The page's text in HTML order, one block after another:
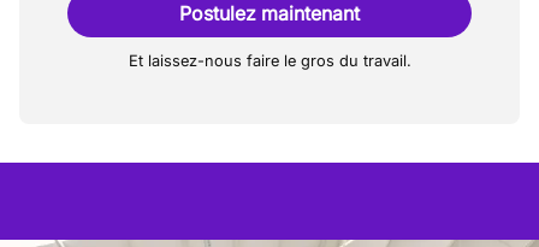
Postulez maintenant
Et laissez-nous faire le gros du travail.